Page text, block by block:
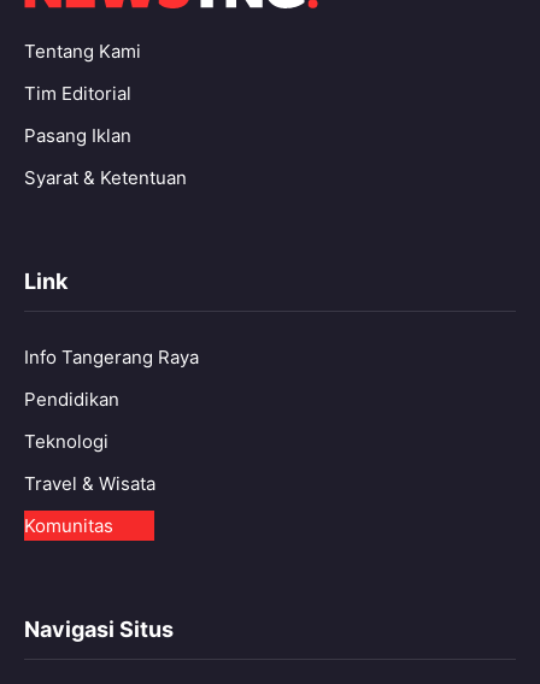
Tentang Kami
Tim Editorial
Pasang Iklan
Syarat & Ketentuan
Link
Info Tangerang Raya
Pendidikan
Teknologi
Travel & Wisata
Komunitas
Navigasi Situs